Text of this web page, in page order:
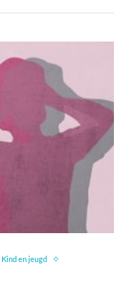
Kind en jeugd